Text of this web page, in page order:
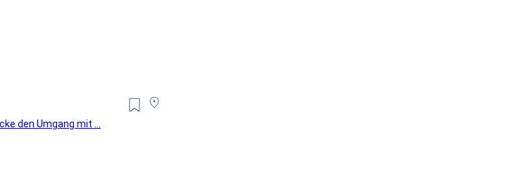
den Umgang mit ...